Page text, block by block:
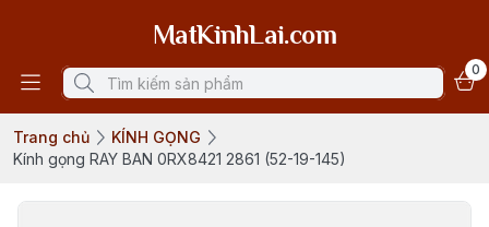
MatKinhLai.com
0
Trang chủ
KÍNH GỌNG
Kính gọng RAY BAN 0RX8421 2861 (52-19-145)